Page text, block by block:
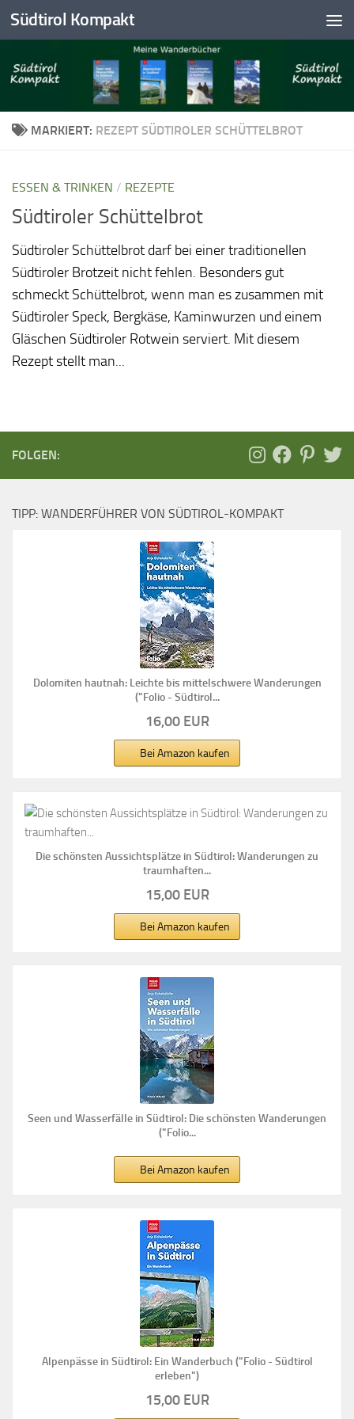
Skip to content
Südtirol Kompakt
MARKIERT: REZEPT SÜDTIROLER SCHÜTTELBROT
ESSEN & TRINKEN / REZEPTE
Südtiroler Schüttelbrot
Südtiroler Schüttelbrot darf bei einer traditionellen
Südtiroler Brotzeit nicht fehlen. Besonders gut
schmeckt Schüttelbrot, wenn man es zusammen mit
Südtiroler Speck, Bergkäse, Kaminwurzen und einem
Gläschen Südtiroler Rotwein serviert. Mit diesem
Rezept stellt man...
FOLGEN:
TIPP: WANDERFÜHRER VON SÜDTIROL-KOMPAKT
Dolomiten hautnah: Leichte bis mittelschwere Wanderungen
("Folio - Südtirol...
16,00 EUR
Bei Amazon kaufen
Die schönsten Aussichtsplätze in Südtirol: Wanderungen zu
traumhaften...
15,00 EUR
Bei Amazon kaufen
Seen und Wasserfälle in Südtirol: Die schönsten Wanderungen
("Folio...
Bei Amazon kaufen
Alpenpässe in Südtirol: Ein Wanderbuch ("Folio - Südtirol
erleben")
15,00 EUR